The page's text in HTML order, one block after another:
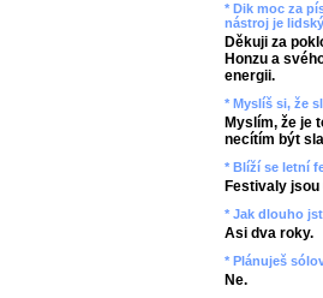
* Dik moc za
nástroj je
Děkuji za
Honzu a
energii.
* Myslíš si, že
Myslím, že je
necítím být
* Blíží se letní
Festivaly
* Jak dlouho
Asi dva roky.
* Plánuješ
Ne.